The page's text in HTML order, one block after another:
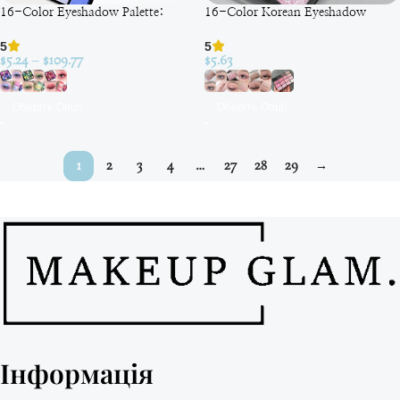
16-Color Eyeshadow Palette:
неперевершеного макіяжу
5
$5.24 – $109.77
16-Color Korean Eyeshadow
ідеального макіяжу!
5
$5.63
1 2 3 4 … 27 28 29 →
Інформація